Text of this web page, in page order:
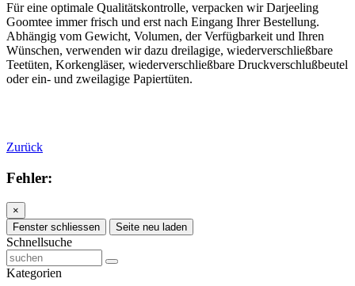
Für eine optimale Qualitätskontrolle, verpacken wir Darjeeling
Goomtee immer frisch und erst nach Eingang Ihrer Bestellung.
Abhängig vom Gewicht, Volumen, der Verfügbarkeit und Ihren
Wünschen, verwenden wir dazu dreilagige, wiederverschließbare
Teetüten, Korkengläser, wiederverschließbare Druckverschlußbeutel
oder ein- und zweilagige Papiertüten.
Zurück
Fehler:
×
Fenster schliessen
Seite neu laden
Schnellsuche
Kategorien